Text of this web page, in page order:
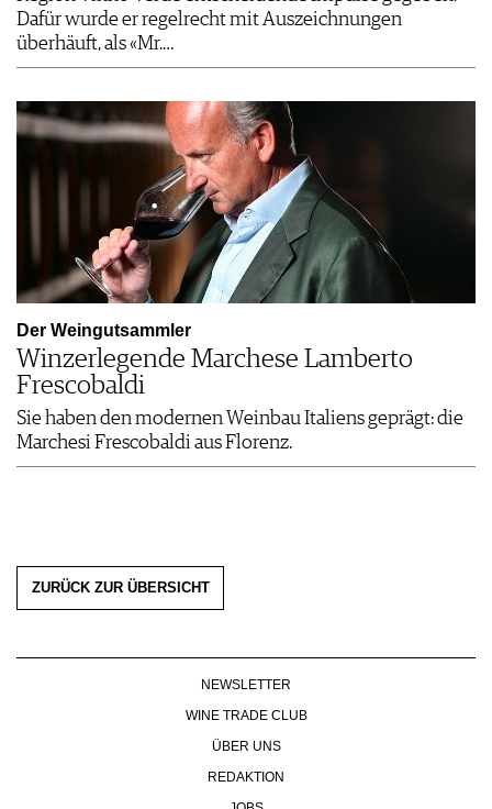
Dafür wurde er regelrecht mit Auszeichnungen
überhäuft, als «Mr.…
Der Weingutsammler
Winzerlegende Marchese Lamberto
Frescobaldi
Sie haben den modernen Weinbau Italiens geprägt: die
Marchesi Frescobaldi aus Florenz.
ZURÜCK ZUR ÜBERSICHT
NEWSLETTER
WINE TRADE CLUB
ÜBER UNS
REDAKTION